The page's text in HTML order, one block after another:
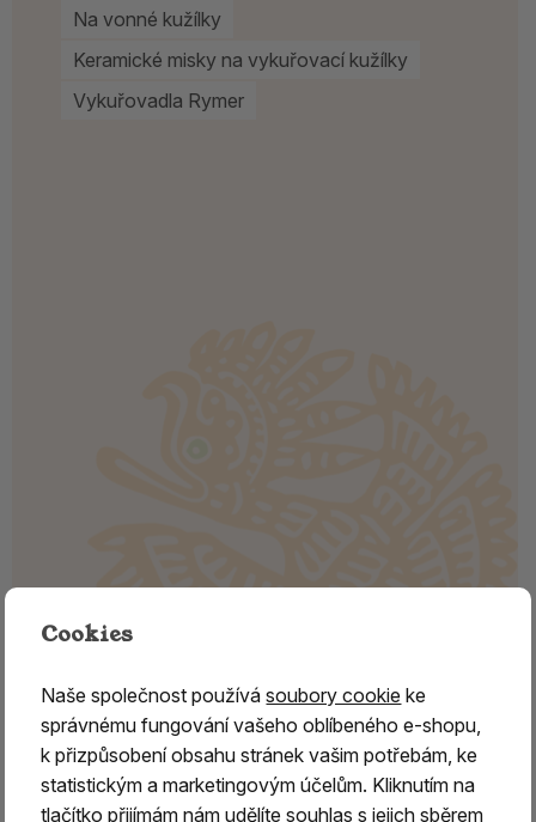
Keramická miska na kužílky hnědo-
tyrkysová
Keramická kadidelnice,
mistička vhodná na pálení
vonných kužílků a vánočních františků,
slouží jako
Na vonné kužílky
Keramické misky na vykuřovací kužílky
Vykuřovadla Rymer
Cookies
Naše společnost používásoubory cookie ke
správnému fungování vašeho oblíbeného e-shopu,
k přizpůsobení obsahu stránek vašim potřebám, ke
statistickým a marketingovým účelům. Kliknutím na
tlačítko přijímám nám udělíte souhlas s jejich sběrem